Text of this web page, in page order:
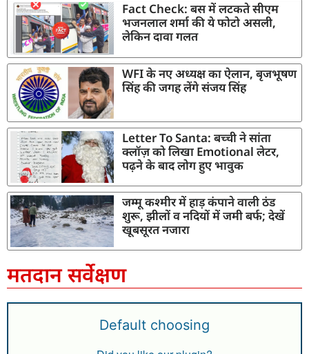
Fact Check: बस में लटकते सीएम
भजनलाल शर्मा की ये फोटो असली,
लेकिन दावा गलत
WFI के नए अध्यक्ष का ऐलान, बृजभूषण
सिंह की जगह लेंगे संजय सिंह
Letter To Santa: बच्ची ने सांता
क्लॉज़ को लिखा Emotional लेटर,
पढ़ने के बाद लोग हुए भावुक
जम्मू कश्मीर में हाड़ कंपाने वाली ठंड
शुरू, झीलों व नदियों में जमी बर्फ; देखें
खूबसूरत नजारा
मतदान सर्वेक्षण
Default choosing